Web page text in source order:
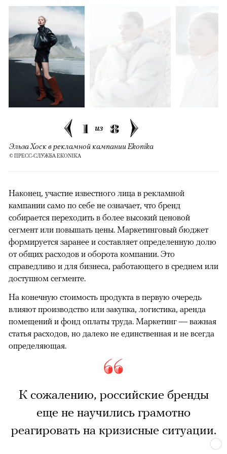
1 из 8
Эльза Хоск в рекламной кампании Ekonika
© ПРЕСС-СЛУЖБА EKONIKA
Наконец, участие известного лица в рекламной
кампании само по себе не означает, что бренд
собирается переходить в более высокий ценовой
сегмент или повышать цены. Маркетинговый бюджет
формируется заранее и составляет определенную долю
от общих расходов и оборота компании. Это
справедливо и для бизнеса, работающего в среднем или
доступном сегменте.
На конечную стоимость продукта в первую очередь
влияют производство или закупка, логистика, аренда
помещений и фонд оплаты труда. Маркетинг — важная
статья расходов, но далеко не единственная и не всегда
определяющая.
К сожалению, российские бренды
еще не научились грамотно
реагировать на кризисные ситуации.